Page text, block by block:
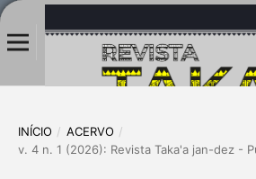
INÍCIO / ACERVO /
v. 4 n. 1 (2026): Revista Taka'a jan-dez -